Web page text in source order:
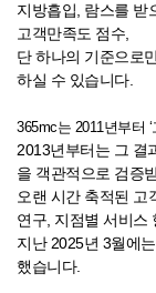
지방흡입, 람스를 받
고객만족도 점수,
단 하나의 기준으로
하실 수 있습니다.
365mc는 2011년부터
2013년부터는 그 결
을 객관적으로 검증
오랜 시간 축적된 고
연구, 지점별 서비스
지난 2025년 3월에
했습니다.